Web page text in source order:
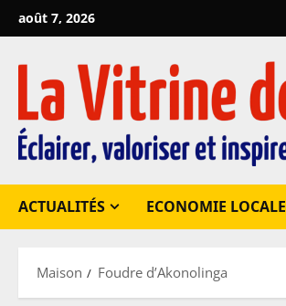
Passer
au
contenu
août 7, 2026
ACTUALITÉS ECONOMIE LOCALE
Maison Foudre d’Akonolinga